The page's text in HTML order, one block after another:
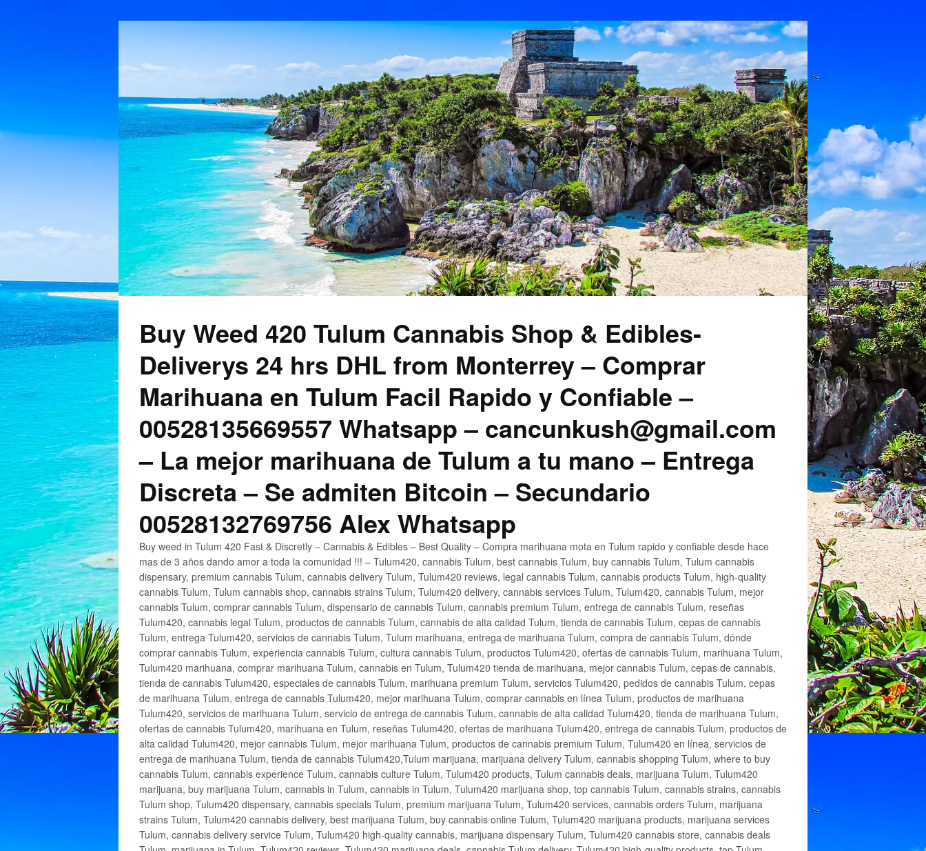
Buy Weed 420 Tulum Cannabis Shop & Edibles-
Deliverys 24 hrs DHL from Monterrey – Comprar
Marihuana en Tulum Facil Rapido y Confiable –
00528135669557 Whatsapp – cancunkush@gmail.com
– La mejor marihuana de Tulum a tu mano – Entrega
Discreta – Se admiten Bitcoin – Secundario
00528132769756 Alex Whatsapp
Buy weed in Tulum 420 Fast & Discretly – Cannabis & Edibles – Best Quality – Compra marihuana mota en Tulum rapido y confiable desde hace
mas de 3 años dando amor a toda la comunidad !!! – Tulum420, cannabis Tulum, best cannabis Tulum, buy cannabis Tulum, Tulum cannabis
dispensary, premium cannabis Tulum, cannabis delivery Tulum, Tulum420 reviews, legal cannabis Tulum, cannabis products Tulum, high-quality
cannabis Tulum, Tulum cannabis shop, cannabis strains Tulum, Tulum420 delivery, cannabis services Tulum, Tulum420, cannabis Tulum, mejor
cannabis Tulum, comprar cannabis Tulum, dispensario de cannabis Tulum, cannabis premium Tulum, entrega de cannabis Tulum, reseñas
Tulum420, cannabis legal Tulum, productos de cannabis Tulum, cannabis de alta calidad Tulum, tienda de cannabis Tulum, cepas de cannabis
Tulum, entrega Tulum420, servicios de cannabis Tulum, Tulum marihuana, entrega de marihuana Tulum, compra de cannabis Tulum, dónde
comprar cannabis Tulum, experiencia cannabis Tulum, cultura cannabis Tulum, productos Tulum420, ofertas de cannabis Tulum, marihuana Tulum,
Tulum420 marihuana, comprar marihuana Tulum, cannabis en Tulum, Tulum420 tienda de marihuana, mejor cannabis Tulum, cepas de cannabis,
tienda de cannabis Tulum420, especiales de cannabis Tulum, marihuana premium Tulum, servicios Tulum420, pedidos de cannabis Tulum, cepas
de marihuana Tulum, entrega de cannabis Tulum420, mejor marihuana Tulum, comprar cannabis en línea Tulum, productos de marihuana
Tulum420, servicios de marihuana Tulum, servicio de entrega de cannabis Tulum, cannabis de alta calidad Tulum420, tienda de marihuana Tulum,
ofertas de cannabis Tulum420, marihuana en Tulum, reseñas Tulum420, ofertas de marihuana Tulum420, entrega de cannabis Tulum, productos de
alta calidad Tulum420, mejor cannabis Tulum, mejor marihuana Tulum, productos de cannabis premium Tulum, Tulum420 en línea, servicios de
entrega de marihuana Tulum, tienda de cannabis Tulum420,Tulum marijuana, marijuana delivery Tulum, cannabis shopping Tulum, where to buy
cannabis Tulum, cannabis experience Tulum, cannabis culture Tulum, Tulum420 products, Tulum cannabis deals, marijuana Tulum, Tulum420
marijuana, buy marijuana Tulum, cannabis in Tulum, cannabis in Tulum, Tulum420 marijuana shop, top cannabis Tulum, cannabis strains, cannabis
Tulum shop, Tulum420 dispensary, cannabis specials Tulum, premium marijuana Tulum, Tulum420 services, cannabis orders Tulum, marijuana
strains Tulum, Tulum420 cannabis delivery, best marijuana Tulum, buy cannabis online Tulum, Tulum420 marijuana products, marijuana services
Tulum, cannabis delivery service Tulum, Tulum420 high-quality cannabis, marijuana dispensary Tulum, Tulum420 cannabis store, cannabis deals